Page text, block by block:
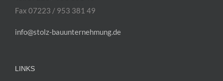
Fax 07223 / 953 381 49
info@stolz-bauunternehmung.de
LINKS